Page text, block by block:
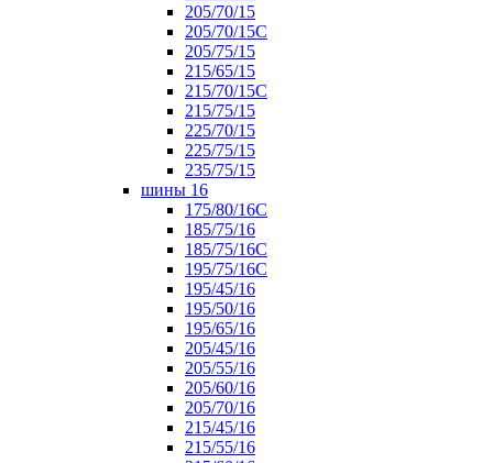
205/70/15
205/70/15С
205/75/15
215/65/15
215/70/15C
215/75/15
225/70/15
225/75/15
235/75/15
шины 16
175/80/16С
185/75/16
185/75/16С
195/75/16С
195/45/16
195/50/16
195/65/16
205/45/16
205/55/16
205/60/16
205/70/16
215/45/16
215/55/16